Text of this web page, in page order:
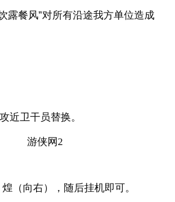
露餐风”对所有沿途我方单位造成
近卫干员替换。
（向右），随后挂机即可。